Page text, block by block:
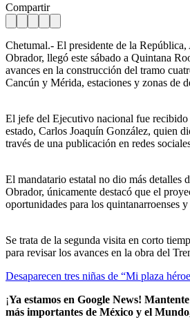
Compartir
Chetumal.- El presidente de la
Obrador, llegó este sábado a Quintana
avances en la construcción del tramo
Cancún y Mérida, estaciones y zonas de
El jefe del Ejecutivo nacional fue
estado, Carlos Joaquín González, quien
través de una publicación en redes
El mandatario estatal no dio más detalles
Obrador, únicamente destacó que el
oportunidades para los quintanarroenses
Se trata de la segunda visita en corto
para revisar los avances en la obra del
Desaparecen tres niñas de “Mi plaza
¡Ya estamos en Google News!
más importantes de México y el